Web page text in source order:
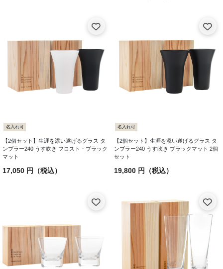
名入れ可
【2個セット】生涯を添い遂げるグラス タ
ンブラー240 うす吹き フロスト・ブラック
マット
17,050 円（税込）
名入れ可
【2個セット】生涯を添い遂げるグラス タ
ンブラー240 うす吹き ブラックマット 2個
セット
19,800 円（税込）